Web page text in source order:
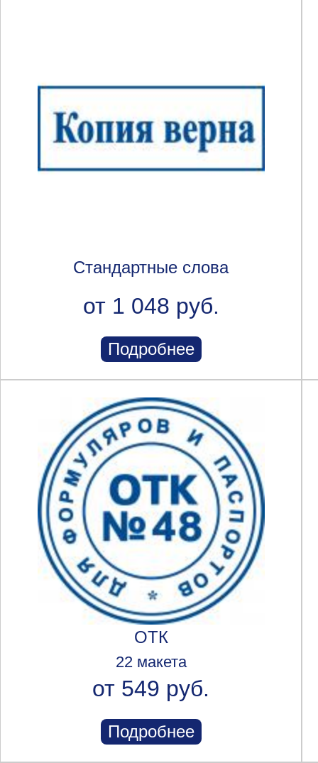
Стандартные слова
от 1 048 руб.
Подробнее
ОТК
22 макета
от 549 руб.
Подробнее